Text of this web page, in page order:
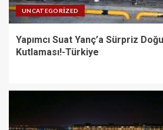
UNCATEGORIZED
Yapımcı Suat Yanç’a Sürpriz
Kutlaması!-Türkiye